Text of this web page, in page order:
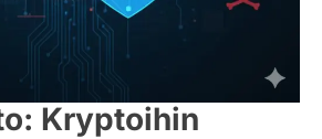
Kryptoihin